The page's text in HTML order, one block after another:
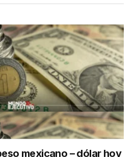
mexicano – dólar hoy